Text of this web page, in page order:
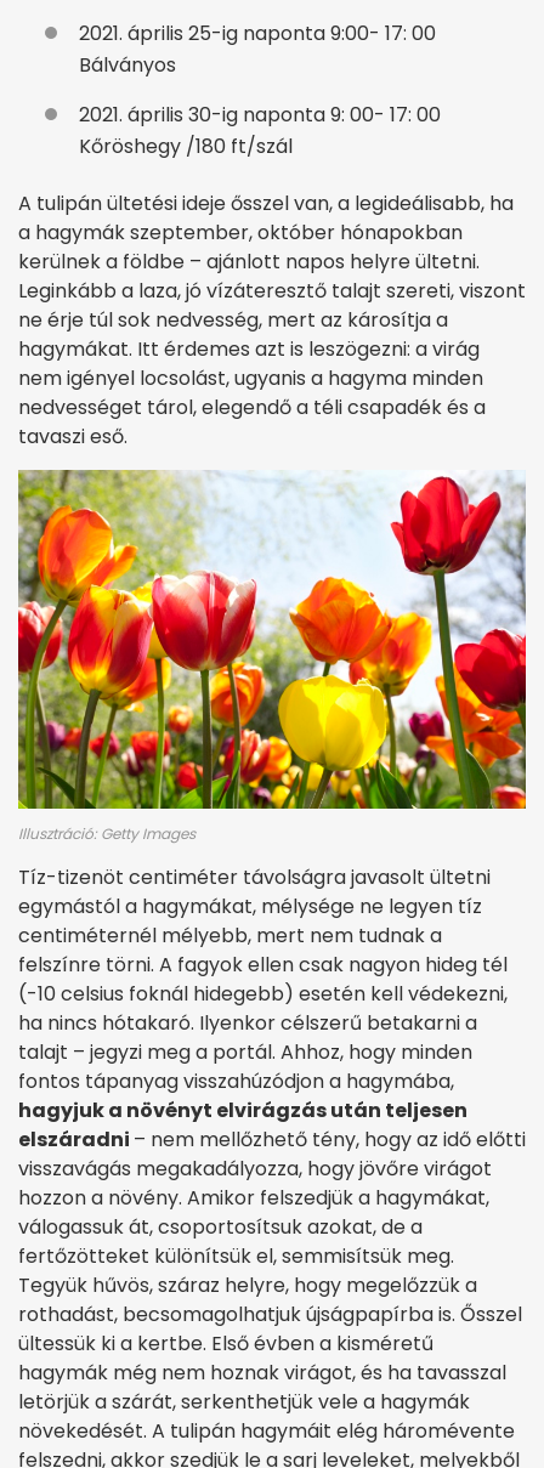
2021. április 25-ig naponta 9:00- 17: 00
Bálványos
2021. április 30-ig naponta 9: 00- 17: 00
Kőröshegy /180 ft/szál
A tulipán ültetési ideje ősszel van, a legideálisabb, ha
a hagymák szeptember, október hónapokban
kerülnek a földbe – ajánlott napos helyre ültetni.
Leginkább a laza, jó vízáteresztő talajt szereti, viszont
ne érje túl sok nedvesség, mert az károsítja a
hagymákat. Itt érdemes azt is leszögezni: a virág
nem igényel locsolást, ugyanis a hagyma minden
nedvességet tárol, elegendő a téli csapadék és a
tavaszi eső.
Illusztráció: Getty Images
Tíz-tizenöt centiméter távolságra javasolt ültetni
egymástól a hagymákat, mélysége ne legyen tíz
centiméternél mélyebb, mert nem tudnak a
felszínre törni. A fagyok ellen csak nagyon hideg tél
(-10 celsius foknál hidegebb) esetén kell védekezni,
ha nincs hótakaró. Ilyenkor célszerű betakarni a
talajt – jegyzi meg a portál. Ahhoz, hogy minden
fontos tápanyag visszahúzódjon a hagymába,
hagyjuk a növényt elvirágzás után teljesen
elszáradni – nem mellőzhető tény, hogy az idő előtti
visszavágás megakadályozza, hogy jövőre virágot
hozzon a növény. Amikor felszedjük a hagymákat,
válogassuk át, csoportosítsuk azokat, de a
fertőzötteket különítsük el, semmisítsük meg.
Tegyük hűvös, száraz helyre, hogy megelőzzük a
rothadást, becsomagolhatjuk újságpapírba is. Ősszel
ültessük ki a kertbe. Első évben a kisméretű
hagymák még nem hoznak virágot, és ha tavasszal
letörjük a szárát, serkenthetjük vele a hagymák
növekedését. A tulipán hagymáit elég háromévente
felszedni, akkor szedjük le a sarj leveleket, melyekből